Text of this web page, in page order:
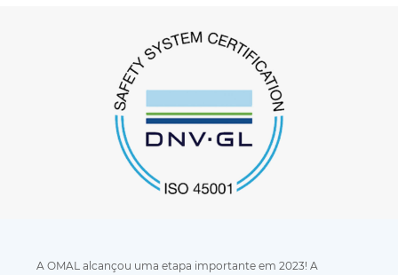
A OMAL alcançou uma etapa importante em 2023! A